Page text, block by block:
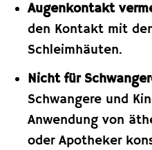
Augenkontakt
den Kontakt mit
Schleimhäuten.
Nicht für
Schwangere und
Anwendung von
oder Apotheker